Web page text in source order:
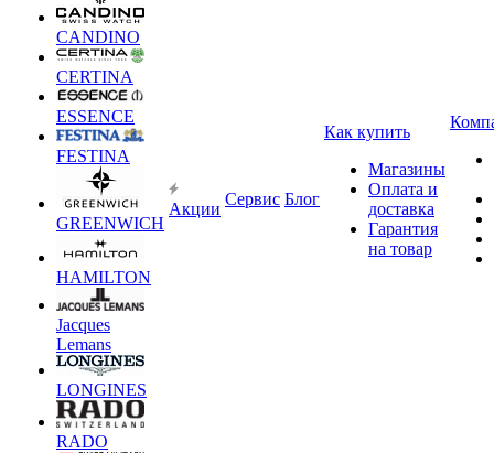
CANDINO
CERTINA
ESSENCE
FESTINA
GREENWICH
HAMILTON
Jacques
Lemans
LONGINES
RADO
Акции
Сервис Блог
Как купить
Магазины
Оплата и
доставка
Гарантия
на товар